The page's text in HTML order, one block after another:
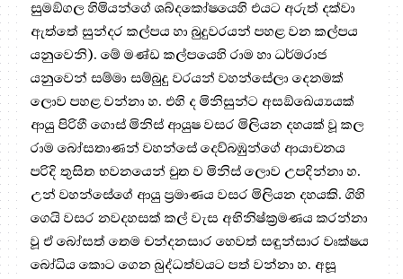
සුමඞ්ගල හිමියන්ගේ ශබ්දකෝෂයෙහි එයට අරුත් දක්වා
ඇත්තේ සුන්දර කල්පය හා බුදුවරයන් පහළ වන කල්පය
යනුවෙනි). මේ මණ්ඩ කල්පයෙහි රාම හා ධර්මරාජ
යනුවෙන් සම්මා සම්බුදු වරයන් වහන්සේලා දෙනමක්
ලොව පහළ වන්නා හ. එහි ද මිනිසුන්ට අසඞ්ඛෙය්‍යයක්
ආයු පිරිහී ගොස් මිනිස් ආයුෂ වසර මිලියන දහයක් වූ කල
රාම බෝසතාණන් වහන්සේ දෙව්බඹුන්ගේ ආයාචනය
පරිදි තුසිත භවනයෙන් චුත ව මිනිස් ලොව උපදින්නා හ.
උන් වහන්සේගේ ආයු ප්‍රමාණය වසර මිලියන දහයකි. ගිහි
ගෙයි වසර නවදහසක් කල් වැස අභිනිෂ්ක්‍රමණය කරන්නා
වූ ඒ බෝසත් තෙම චන්දනසාර හෙවත් සඳුන්සාර වෘක්ෂය
බෝධිය කොට ගෙන බුද්ධත්වයට පත් වන්නා හ. අසූ